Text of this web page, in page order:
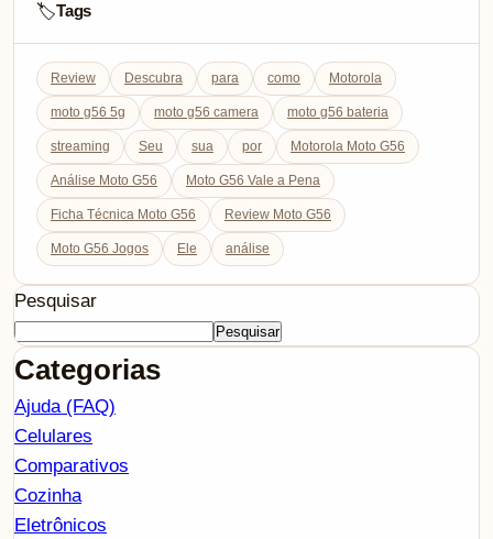
🏷️Tags
Review Descubra para como Motorola
moto g56 5g moto g56 camera moto g56 bateria
streaming Seu sua por Motorola Moto G56
Análise Moto G56 Moto G56 Vale a Pena
Ficha Técnica Moto G56 Review Moto G56
Moto G56 Jogos Ele análise
Pesquisar
Pesquisar
Categorias
Ajuda (FAQ)
Celulares
Comparativos
Cozinha
Eletrônicos